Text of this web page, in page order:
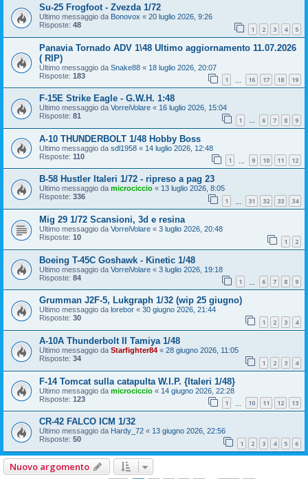
Su-25 Frogfoot - Zvezda 1/72
Ultimo messaggio da Bonovox « 20 luglio 2026, 9:26
Risposte: 48 1 2 3 4 5
Panavia Tornado ADV 1\48 Ultimo aggiornamento 11.07.2026
( RIP)
Ultimo messaggio da Snake88 « 18 luglio 2026, 20:07
Risposte: 183 1 16 17 18 19
F-15E Strike Eagle - G.W.H. 1:48
Ultimo messaggio da VorreiVolare « 16 luglio 2026, 15:04
Risposte: 81 1 … 6 7 8 9
A-10 THUNDERBOLT 1/48 Hobby Boss
Ultimo messaggio da sdl1958 « 14 luglio 2026, 12:48
Risposte: 110 1 9 10 11 12
B-58 Hustler Italeri 1/72 - ripreso a pag 23
Ultimo messaggio da microciccio « 13 luglio 2026, 8:05
Risposte: 336 1 31 32 33 34
Mig 29 1/72 Scansioni, 3d e resina
Ultimo messaggio da VorreiVolare « 3 luglio 2026, 20:48
Risposte: 10 1 2
Boeing T-45C Goshawk - Kinetic 1/48
Ultimo messaggio da VorreiVolare « 3 luglio 2026, 19:18
Risposte: 84 1 6 7 8 9
Grumman J2F-5, Lukgraph 1/32 (wip 25 giugno)
Ultimo messaggio da lorebor « 30 giugno 2026, 21:44
Risposte: 30 1 2 3 4
A-10A Thunderbolt II Tamiya 1/48
Ultimo messaggio da Starfighter84 « 28 giugno 2026, 11:05
Risposte: 34 1 2 3 4
F-14 Tomcat sulla catapulta W.I.P. {Italeri 1/48}
Ultimo messaggio da microciccio « 14 giugno 2026, 22:28
Risposte: 123 1 10 11 12 13
CR-42 FALCO ICM 1/32
Ultimo messaggio da Hardy_72 « 13 giugno 2026, 22:56
Risposte: 50 1 2 3 4 5 6
Nuovo argomento